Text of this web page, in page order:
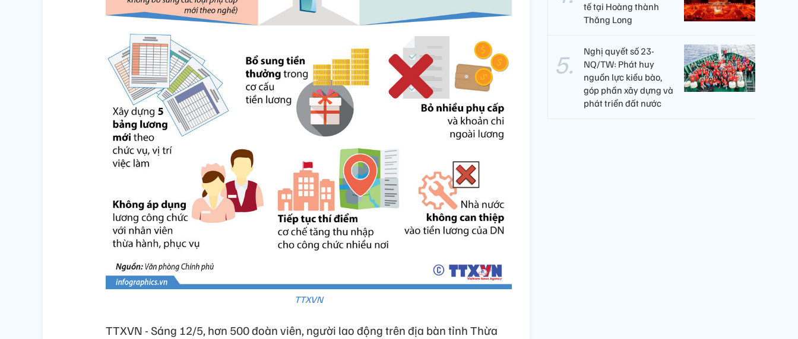
TTXVN
TTXVN - Sáng 12/5, hơn 500 đoàn viên, người lao động trên địa bàn tỉnh Thừa
tế tại Hoàng thành
Thăng Long
Nghị quyết số 23-
NQ/TW: Phát huy
nguồn lực kiều bào,
góp phần xây dựng và
phát triển đất nước